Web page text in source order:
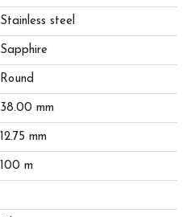
Stainless steel
Sapphire
Round
38.00 mm
12.75 mm
100 m